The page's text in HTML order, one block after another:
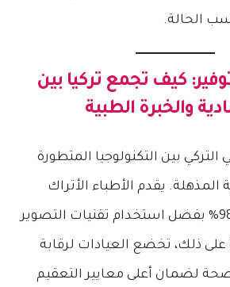
الحالة.
كيف تجمع تركيا بين
والخبرة الطبية
بين التكنولوجيا المتطورة
المذهلة. يقدم الأطباء الأتراك
نسب نجاح تتجاوز 98% بفضل استخدام تقنيات التصوير
على ذلك، تخضع العيادات لرقابة
لضمان أعلى معايير التعقيم